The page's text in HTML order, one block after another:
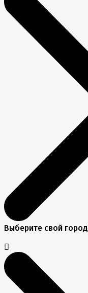
Выберите свой город